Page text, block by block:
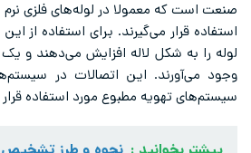
صنعت است که معمولا در لوله‌های فلزی نرم
استفاده قرار می‌گیرند. برای استفاده از
لوله را به شکل لاله افزایش می‌دهند و
وجود می‌آورند. این اتصالات در
سیستم‌های تهویه مطبوع مورد استفاده